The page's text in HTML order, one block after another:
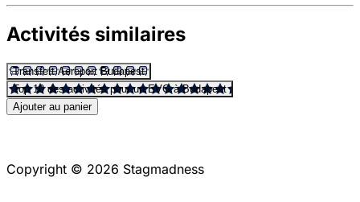
Activités similaires
Transfert Aéroport Budapest
Top 10 des activités pour un EVG à Budapest
Ajouter au panier
Copyright © 2026 Stagmadness